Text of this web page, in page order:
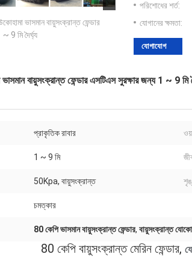
ভাসমান বায়ুসংক্রান্ত ফেন্ডার
9 মি দৈর্ঘ্য
পরিশোধের শর্ত:
যোগানের ক্ষমতা:
যোগাযোগ
বায়ুসংক্রান্ত ফেন্ডার এসটিএস সুরক্ষার জন্য 1 ~ 9 মি
প্রাকৃতিক রাবার
1 ~ 9 মি
50Kpa, বায়ুসংক্রান্ত
চমত্কার
80 কেপি ভাসমান বায়ুসংক্রান্ত ফেন্ডার, বায়ুসংক্রান্ত
80 কেপি বায়ুসংক্রান্ত মেরিন ফেন্ডার,